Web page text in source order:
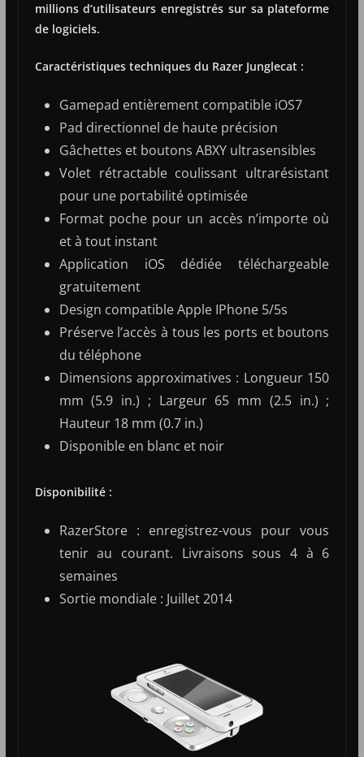
millions d’utilisateurs enregistrés sur sa plateforme
de logiciels.
Caractéristiques techniques du Razer Junglecat :
Gamepad entièrement compatible iOS7
Pad directionnel de haute précision
Gâchettes et boutons ABXY ultrasensibles
Volet rétractable coulissant ultrarésistant
pour une portabilité optimisée
Format poche pour un accès n’importe où
et à tout instant
Application iOS dédiée téléchargeable
gratuitement
Design compatible Apple IPhone 5/5s
Préserve l’accès à tous les ports et boutons
du téléphone
Dimensions approximatives : Longueur 150
mm (5.9 in.) ; Largeur 65 mm (2.5 in.) ;
Hauteur 18 mm (0.7 in.)
Disponible en blanc et noir
Disponibilité :
RazerStore : enregistrez-vous pour vous
tenir au courant. Livraisons sous 4 à 6
semaines
Sortie mondiale : Juillet 2014